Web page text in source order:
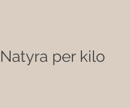
per kilo